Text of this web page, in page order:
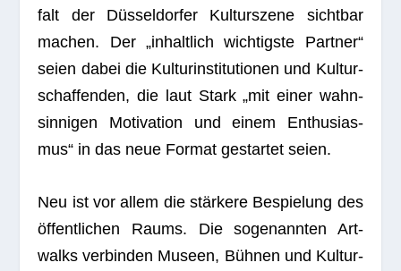
falt der Düs­sel­dor­fer Kul­tur­szene sicht­bar
machen. Der „inhalt­lich wich­tigste Part­ner“
seien dabei die Kul­tur­in­sti­tu­tio­nen und Kul­tur­
schaf­fen­den, die laut Stark „mit einer wahn­
sin­ni­gen Moti­va­tion und einem Enthu­si­as­
mus“ in das neue For­mat gestar­tet seien.
Neu ist vor allem die stär­kere Bespie­lung des
öffent­li­chen Raums. Die soge­nann­ten Art­
walks ver­bin­den Museen, Büh­nen und Kul­tur­